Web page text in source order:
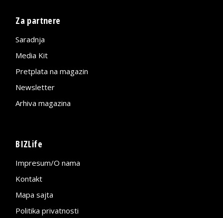
Za partnere
Saradnja
Media Kit
Pretplata na magazin
Newsletter
Arhiva magazina
BIZLife
Impresum/O nama
Kontakt
Mapa sajta
Politika privatnosti